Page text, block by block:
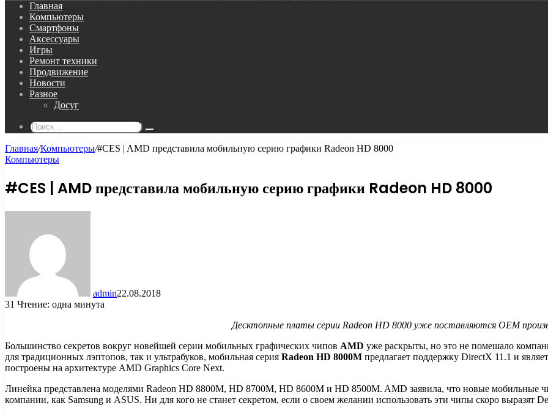
Главная
Компьютеры
Смартфоны
Аксессуары
Игры
Ремонт техники
Продвижение
Новости
Разное
Досуг
Поиск...
Главная/Компьютеры/#CES | AMD представила мобильную серию графики Radeon HD 8000
Компьютеры
#CES | AMD представила мобильную серию графики Radeon HD 8000
admin22.08.2018
31 Чтение: одна минута
Десктопные платы серии Radeon HD 8000 уже поставляются OEM
Большинство секретов вокруг новейшей серии мобильных графических чипов AMD уже раскрыты, но это не помешало
для традиционных лэптопов, так и ультрабуков, мобильная серия Radeon HD 8000M предлагает поддержку DirectX 11.1 и
построены на архитектуре AMD Graphics Core Next.
Линейка представлена моделями Radeon HD 8800M, HD 8700M, HD 8600M и HD 8500M. AMD заявила, что новые мобильные
компании, как Samsung и ASUS. Ни для кого не станет секретом, если о своем желании использовать эти чипы скоро выразят